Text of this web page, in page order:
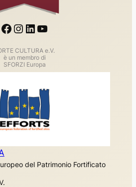
Facebook Instagram LinkedIn YouTube
CULTURA e.V.
è un membro di
SFORZI Europa
del Patrimonio Fortificato